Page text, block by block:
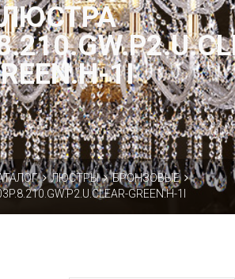
ЛЮСТРА
1I
ЛЮСТРЫ
БРОНЗОВЫЕ
GREEN.H-1I